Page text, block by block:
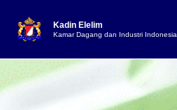
Kadin Elelim
Kamar Dagang dan Industri Indonesia